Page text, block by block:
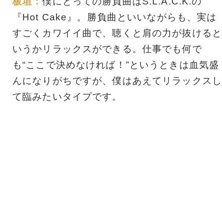
『Hot Cake』。勝負曲といいながらも、実は
すごくカワイイ曲で、聴くと肩の力が抜けると
いうかリラックスができる。仕事でも何で
も“ここで決めなければ！”というときは血気盛
んになりがちですが、僕はあえてリラックスし
て臨みたいタイプです。